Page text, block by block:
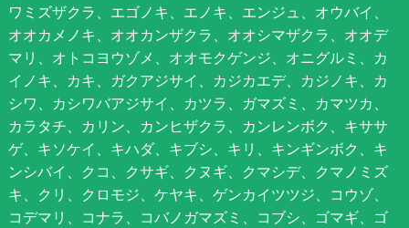
ワミズザクラ、エゴノキ、エノキ、エンジュ、オウバイ、
オオカメノキ、オオカンザクラ、オオシマザクラ、オオデ
マリ、オトコヨウゾメ、オオモクゲンジ、オニグルミ、カ
イノキ、カキ、ガクアジサイ、カジカエデ、カジノキ、カ
シワ、カシワバアジサイ、カツラ、ガマズミ、カマツカ、
カラタチ、カリン、カンヒザクラ、カンレンボク、キササ
ゲ、キソケイ、キハダ、キブシ、キリ、キンギンボク、キ
ンシバイ、クコ、クサギ、クヌギ、クマシデ、クマノミズ
キ、クリ、クロモジ、ケヤキ、ゲンカイツツジ、コウゾ、
コデマリ、コナラ、コバノガマズミ、コブシ、ゴマギ、ゴ